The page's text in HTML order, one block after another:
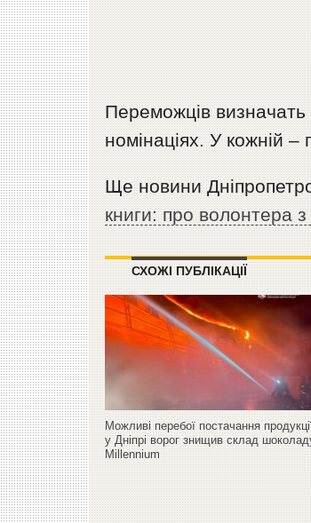
Переможців визначать
номінаціях. У кожній –
Ще новини
книги: про волонтера
СХОЖІ ПУБЛІКАЦІЇ
Можливі перебої постачання
у Дніпрі ворог знищив склад
Millennium